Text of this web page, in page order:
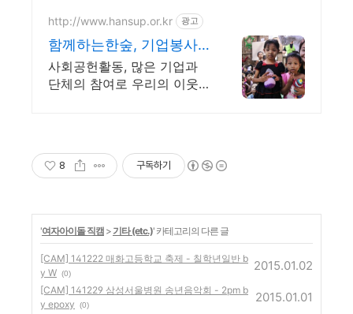
http://www.hansup.or.kr 광고
함께하는한숲, 기업봉사
활동
사회공헌활동, 많은 기업과
단체의 참여로 우리의 이웃
8 구독하기
'여자아이돌 직캠 > 기타 (etc.)' 카테고리의 다른 글
[CAM] 141222 매화고등학교 축제 - 칠학년일반 b
y W (0)
2015.01.02
[CAM] 141229 삼성서울병원 송년음악회 - 2pm b
y epoxy
(0)
2015.01.01